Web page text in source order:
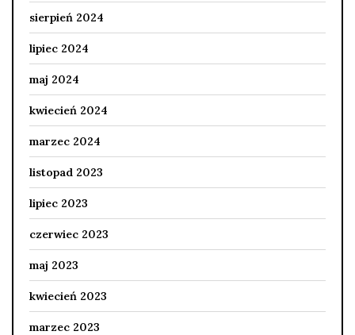
sierpień 2024
lipiec 2024
maj 2024
kwiecień 2024
marzec 2024
listopad 2023
lipiec 2023
czerwiec 2023
maj 2023
kwiecień 2023
marzec 2023